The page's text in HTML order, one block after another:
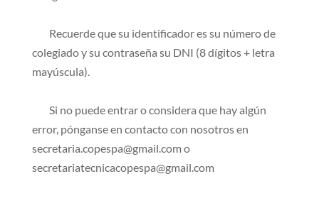
Recuerde que su identificador es su número de
colegiado y su contraseña su DNI (8 dígitos + letra
mayúscula).
Si no puede entrar o considera que hay algún
error, pónganse en contacto con nosotros en
secretaria.copespa@gmail.com o
secretariatecnicacopespa@gmail.com